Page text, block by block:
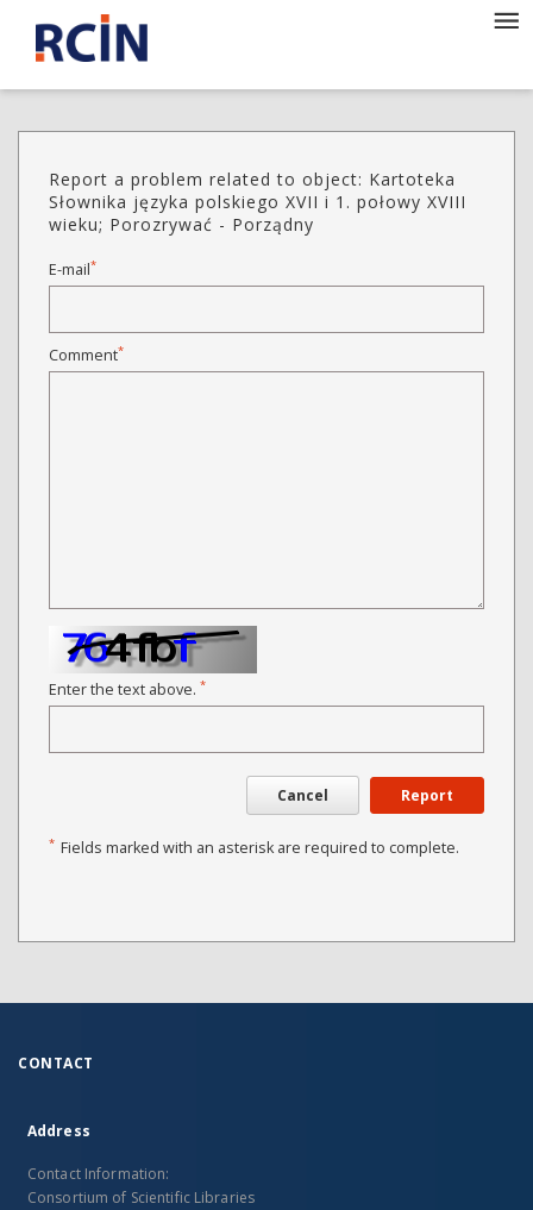
Report a problem related to object: Kartoteka
Słownika języka polskiego XVII i 1. połowy XVIII
wieku; Porozrywać - Porządny
E-mail*
Comment*
Enter the text above. *
Cancel Report
* Fields marked with an asterisk are required to complete.
CONTACT
Address
Contact Information:
Consortium of Scientific Libraries